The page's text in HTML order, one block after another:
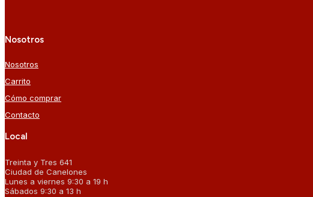
Nosotros
Nosotros
Carrito
Cómo comprar
Contacto
Local
Treinta y Tres 641
Ciudad de Canelones
Lunes a viernes 9:30 a 19 h
Sábados 9:30 a 13 h